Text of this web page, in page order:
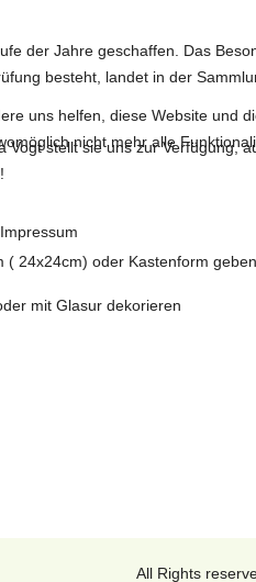
der Jahre geschaffen. Das
besteht, landet in der
stellt sie uns zur Verfügung,
24x24cm) oder Kastenform geben.
mit Glasur dekorieren
All Rights
uns helfen, diese Website und
nicht mehr alle
Impressum